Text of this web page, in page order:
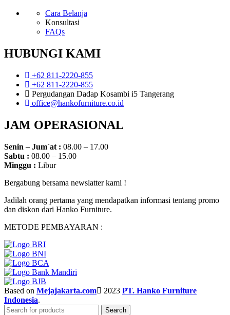
Cara Belanja
Konsultasi
FAQs
HUBUNGI KAMI
+62 811-2220-855
+62 811-2220-855
Pergudangan Dadap Kosambi i5 Tangerang
office@hankofurniture.co.id
JAM OPERASIONAL
Senin – Jum`at : 08.00 – 17.00
Sabtu : 08.00 – 15.00
Minggu : Libur
Bergabung bersama newslatter kami !
Jadilah orang pertama yang mendapatkan informasi tentang promo
dan diskon dari Hanko Furniture.
METODE PEMBAYARAN :
Based on Mejajakarta.com 2023 PT. Hanko Furniture
Indonesia.
Search